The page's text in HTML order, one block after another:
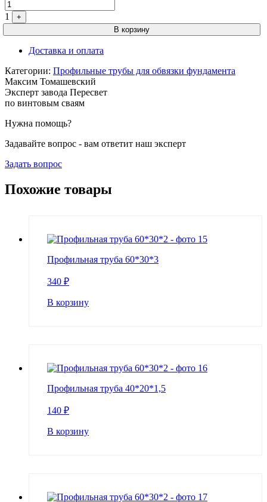
1
+
В корзину
Доставка и оплата
Категории: Профильные трубы для обвязки фундамента
Максим Томашевский
Эксперт завода Пересвет
по винтовым сваям
Нужна помощь?
Задавайте вопрос - вам ответит наш эксперт
Задать вопрос
Похожие товары
Профильная труба 60*30*3
340 ₽
В корзину
Профильная труба 40*20*1,5
140 ₽
В корзину